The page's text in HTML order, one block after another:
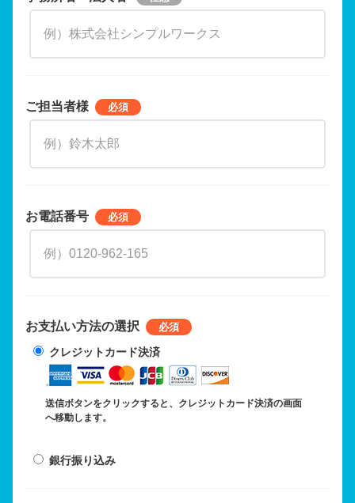
ご担当者様
お電話番号
お支払い方法の選択
クレジットカード決済
送信ボタンをクリックすると、クレジットカード決済の画面
へ移動します。
銀行振り込み